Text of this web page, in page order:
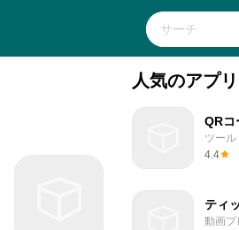
人気のアプリ
QRコ
ツール
4.4
ティ
動画プ